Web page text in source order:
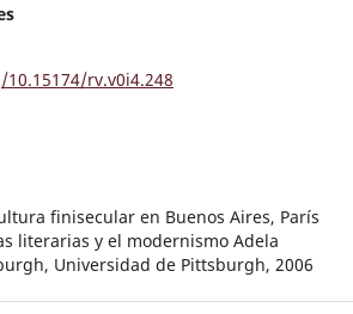
rv.v0i4.248
finisecular en Buenos Aires, París
literarias y el modernismo Adela
Universidad de Pittsburgh, 2006